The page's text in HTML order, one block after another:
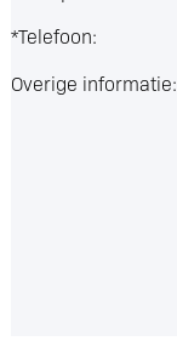
*Telefoon:
Overige informatie: